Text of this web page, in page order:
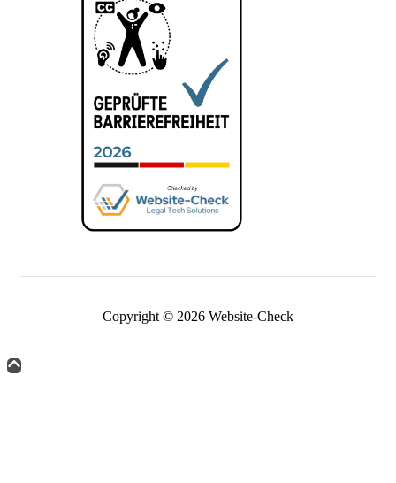
Copyright © 2026 Website-Check